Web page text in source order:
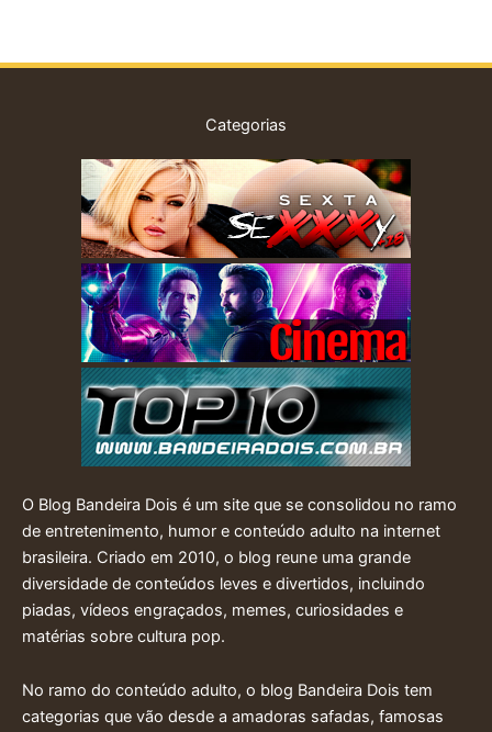
Categorias
O Blog Bandeira Dois é um site que se consolidou no ramo
de entretenimento, humor e conteúdo adulto na internet
brasileira. Criado em 2010, o blog reune uma grande
diversidade de conteúdos leves e divertidos, incluindo
piadas, vídeos engraçados, memes, curiosidades e
matérias sobre cultura pop.
No ramo do conteúdo adulto, o blog Bandeira Dois tem
categorias que vão desde a amadoras safadas, famosas